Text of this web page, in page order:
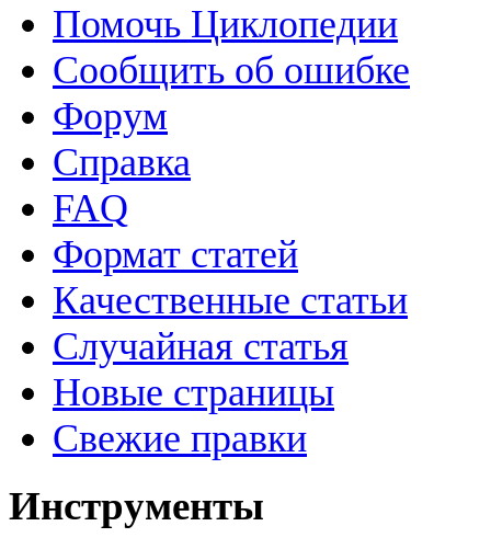
Помочь Циклопедии
Сообщить об ошибке
Форум
Справка
FAQ
Формат статей
Качественные статьи
Случайная статья
Новые страницы
Свежие правки
Инструменты